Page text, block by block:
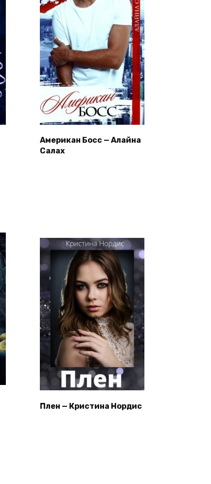
Американ Босс — Алайна
Салах
Плен — Кристина Нордис